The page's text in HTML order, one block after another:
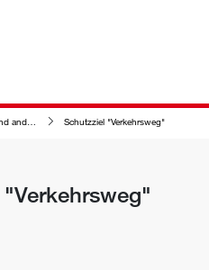
Bereich Schutzziel "Verkehrsweg"